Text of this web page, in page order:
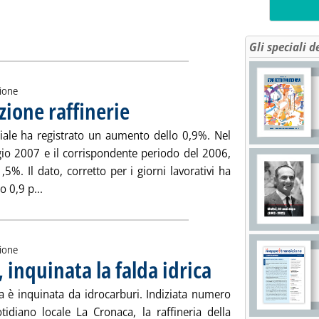
greggio, semilavorati e prodotti finiti in Italia nei primi
raffinerie . Pubblicata martedì 10 luglio 2007 alle 15.16.
ha registrato un aumento dello 0,9%. Nel
2007 e il corrispondente periodo del 2006,
Il dato, corretto per i giorni lavorativi ha
0,9 p... Leggi tutta la notizia: 'Istat, in ripresa produzione
inquinata la falda idrica . Pubblicata lunedì 09 luglio
è inquinata da idrocarburi. Indiziata numero
locale La Cronaca, la raffineria della
Gli speciali